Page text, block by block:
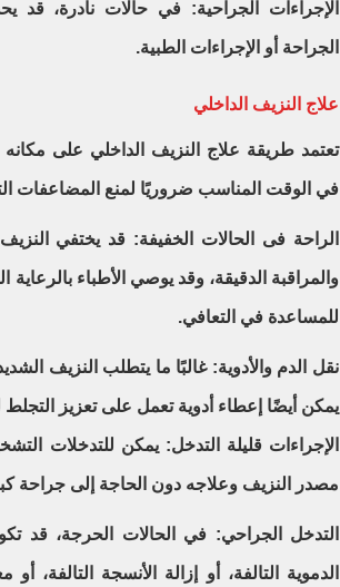
الإجراءات الجراحية: في حالات نادرة،
الجراحة أو الإجراءات الطبية.
علاج النزيف الداخلي
تعتمد طريقة علاج النزيف الداخلي على
في الوقت المناسب ضروريًا لمنع المضاعفات
الراحة فى الحالات الخفيفة: قد يختفي
والمراقبة الدقيقة، وقد يوصي الأطباء بالرعاية
للمساعدة في التعافي.
نقل الدم والأدوية: غالبًا ما يتطلب النزيف
يمكن أيضًا إعطاء أدوية تعمل على تعزيز
الإجراءات قليلة التدخل: يمكن للتدخلات
مصدر النزيف وعلاجه دون الحاجة إلى جراحة
التدخل الجراحي: في الحالات الحرجة، قد
الدموية التالفة، أو إزالة الأنسجة التالفة،